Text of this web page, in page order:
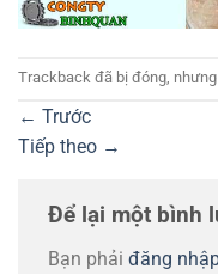
Trackback đã bị đóng,
← Trước
Tiếp theo →
Để lại một bình
Bạn phải đăng